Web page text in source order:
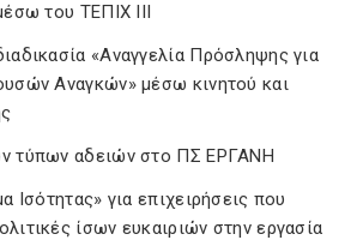
του ΤΕΠΙΧ ΙΙΙ
«Αναγγελία Πρόσληψης για
Αναγκών» μέσω κινητού και
τύπων αδειών στο ΠΣ ΕΡΓΑΝΗ
Ισότητας» για επιχειρήσεις που
ίσων ευκαιριών στην εργασία